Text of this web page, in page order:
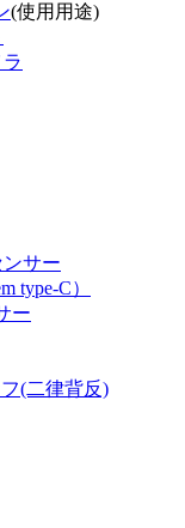
(使用用途)
ンサー
type-C）
ー
(二律背反)